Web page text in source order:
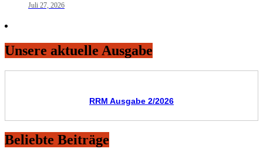
Juli 27, 2026
Unsere aktuelle Ausgabe
RRM Ausgabe 2/2026
Beliebte Beiträge